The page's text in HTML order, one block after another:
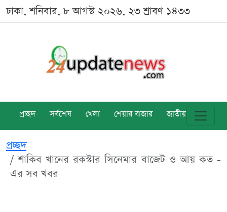
ঢাকা, শনিবার, ৮ আগস্ট ২০২৬, ২৩ শ্রাবণ ১৪৩৩
প্রচ্ছদ সর্বশেষ খেলা শেয়ার বাজার জাতীয় বিশ্ব
প্রচ্ছদ
শাকিব খানের রকস্টার সিনেমার বাজেট ও আয় কত -
এর সব খবর